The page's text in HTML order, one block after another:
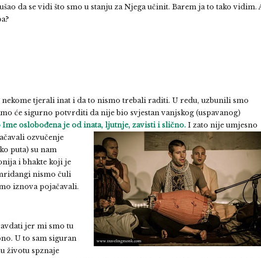
da se vidi što smo u stanju za Njega učinit. Barem ja to tako vidim.
tjerali inat i da to nismo trebali raditi. U redu, uzbunili smo
će sigurno potvrditi da nije bio svjestan vanjskog (uspavanog)
Ime oslobođena je od inata, ljutnje, zavisti i slično. I zato nije umjesno
ozvučenje
puta) su nam
i bhakte koji je
nismo čuli
iznova pojačavali.
jer mi smo tu
U to sam siguran
životu spznaje